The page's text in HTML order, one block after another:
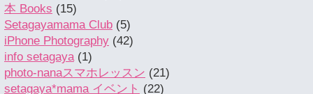
本 Books (15)
Setagayamama Club (5)
iPhone Photography (42)
info setagaya(1)
photo-nanaスマホレッスン (21)
setagaya*mama イベント (22)